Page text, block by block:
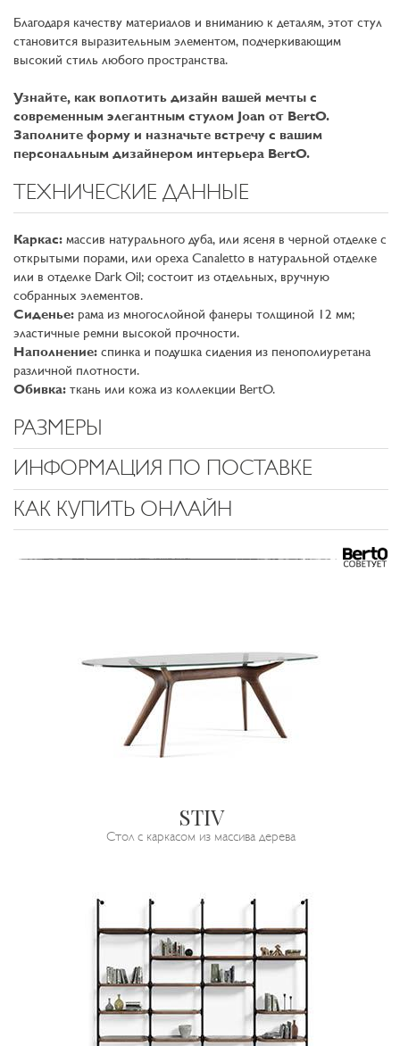
Благодаря качеству материалов и вниманию к деталям, этот стул
становится выразительным элементом, подчеркивающим
высокий стиль любого пространства.
Узнайте, как воплотить дизайн вашей мечты с
современным элегантным стулом Joan от BertO.
Заполните форму и назначьте встречу с вашим
персональным дизайнером интерьера BertO.
ТЕХНИЧЕСКИЕ ДАННЫЕ
Каркас: массив натурального дуба, или ясеня в черной отделке с
открытыми порами, или ореха Сanaletto в натуральной отделке
или в отделке Dark Oil; состоит из отдельных, вручную
собранных элементов.
Сиденье: рама из многослойной фанеры толщиной 12 мм;
эластичные ремни высокой прочности.
Наполнение: спинка и подушка сидения из пенополиуретана
различной плотности.
Обивка: ткань или кожа из коллекции BertO.
РАЗМЕРЫ
ИНФОРМАЦИЯ ПО ПОСТАВКЕ
КАК КУПИТЬ ОНЛАЙН
STIV
Стол с каркасом из массива дерева